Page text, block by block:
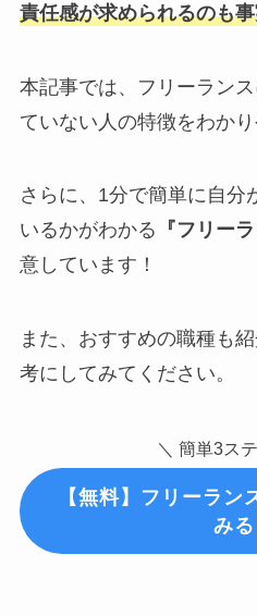
責任感が求められるのも
本記事では、フリーラン
ていない人の特徴をわかり
さらに、1分で簡単に自分
いるかがわかる 『フリー
意しています！
また、おすすめの職種も
考にしてみてください。
＼ 簡単3ス
【無料】フリーラン
みる